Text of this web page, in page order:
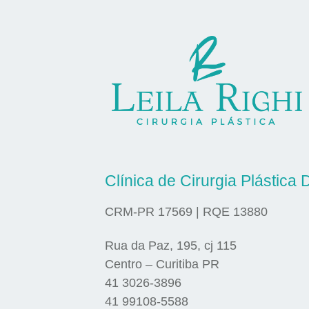
Clínica de Cirurgia Plástica
CRM-PR 17569 | RQE 13880
Rua da Paz, 195, cj 115
Centro – Curitiba PR
41 3026-3896
41 99108-5588